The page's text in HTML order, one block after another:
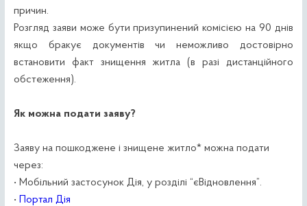
причин.
Розгляд заяви може бути призупинений комісією на 90 днів
якщо бракує документів чи неможливо достовірно
встановити факт знищення житла (в разі дистанційного
обстеження).
Як можна подати заяву?
Заяву на пошкоджене і знищене житло* можна подати
через:
• Мобільний застосунок Дія, у розділі “єВідновлення”.
•
Портал Дія